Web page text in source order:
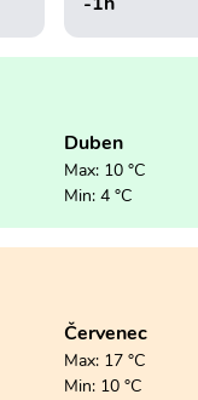
Duben
Max: 10 °C
Min: 4 °C
Červenec
Max: 17 °C
Min: 10 °C